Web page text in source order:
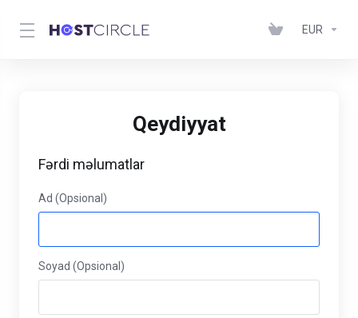
EUR
Qeydiyyat
Fərdi məlumatlar
Ad (Opsional)
Soyad (Opsional)